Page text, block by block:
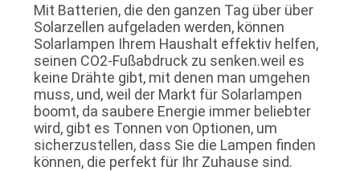
Mit Batterien, die den ganzen Tag über über
Solarzellen aufgeladen werden, können
Solarlampen Ihrem Haushalt effektiv helfen,
seinen CO2-Fußabdruck zu senken.weil es
keine Drähte gibt, mit denen man umgehen
muss, und, weil der Markt für Solarlampen
boomt, da saubere Energie immer beliebter
wird, gibt es Tonnen von Optionen, um
sicherzustellen, dass Sie die Lampen finden
können, die perfekt für Ihr Zuhause sind.